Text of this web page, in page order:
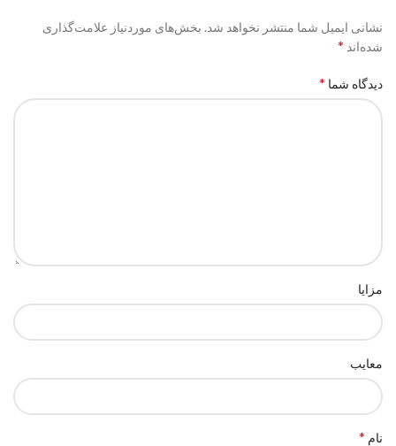
نشانی ایمیل شما منتشر نخواهد شد. بخش‌های موردنیاز علامت‌گذاری
شده‌اند *
دیدگاه شما *
مزایا
معایب
نام *